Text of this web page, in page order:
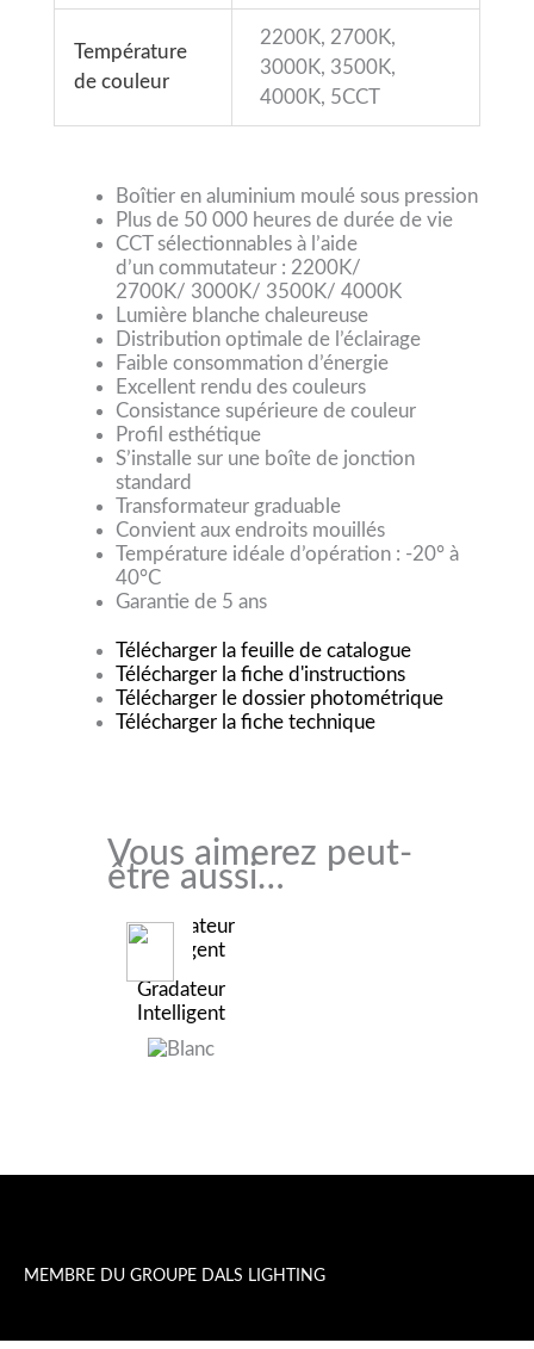
Température
de couleur
2200K, 2700K,
3000K, 3500K,
4000K, 5CCT
Boîtier en aluminium moulé sous pression
Plus de 50 000 heures de durée de vie
CCT sélectionnables à l’aide
d’un commutateur : 2200K/
2700K/ 3000K/ 3500K/ 4000K
Lumière blanche chaleureuse
Distribution optimale de l’éclairage
Faible consommation d’énergie
Excellent rendu des couleurs
Consistance supérieure de couleur
Profil esthétique
S’installe sur une boîte de jonction
standard
Transformateur graduable
Convient aux endroits mouillés
Température idéale d’opération : -20° à
40°C
Garantie de 5 ans
Télécharger la feuille de catalogue
Télécharger la fiche d'instructions
Télécharger le dossier photométrique
Télécharger la fiche technique
Vous aimerez peut-
être aussi…
Gradateur
Intelligent
MEMBRE DU GROUPE DALS LIGHTING